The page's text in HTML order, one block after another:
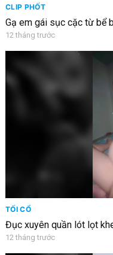
CLIP PHỐT
Gạ em gái sục cặc từ bể
12 tháng trước
TỐI CỔ
Đục xuyên quần lót lọt
12 tháng trước